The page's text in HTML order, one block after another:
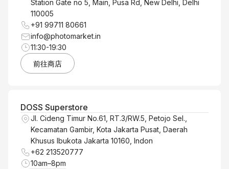
Station Gate no 5, Main, Pusa Rd, New Delhi, Delhi
110005
+91 99711 80661
info@photomarket.in
11:30-19:30
前往商店
DOSS Superstore
Jl. Cideng Timur No.61, RT.3/RW.5, Petojo Sel.,
Kecamatan Gambir, Kota Jakarta Pusat, Daerah
Khusus Ibukota Jakarta 10160, Indon
+62 213520777
10am–8pm